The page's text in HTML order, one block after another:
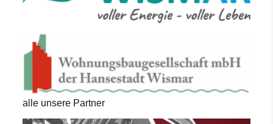
alle unsere Partner